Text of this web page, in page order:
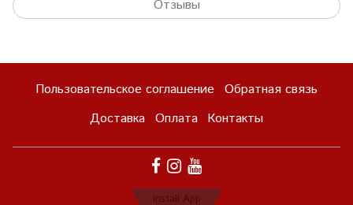
Отзывы
Пользовательское соглашение Обратная связь
Доставка Оплата Контакты
Install App